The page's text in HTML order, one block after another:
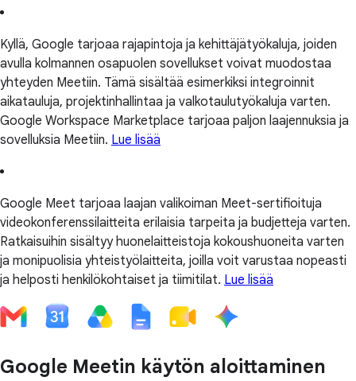
Kyllä, Google tarjoaa rajapintoja ja kehittäjätyökaluja, joiden
avulla kolmannen osapuolen sovellukset voivat muodostaa
yhteyden Meetiin. Tämä sisältää esimerkiksi integroinnit
aikatauluja, projektinhallintaa ja valkotaulutyökaluja varten.
Google Workspace Marketplace tarjoaa paljon laajennuksia ja
sovelluksia Meetiin. Lue lisää
Google Meet tarjoaa laajan valikoiman Meet-sertifioituja
videokonferenssilaitteita erilaisia tarpeita ja budjetteja varten.
Ratkaisuihin sisältyy huonelaitteistoja kokoushuoneita varten
ja monipuolisia yhteistyölaitteita, joilla voit varustaa nopeasti
ja helposti henkilökohtaiset ja tiimitilat. Lue lisää
Google Meetin käytön aloittaminen